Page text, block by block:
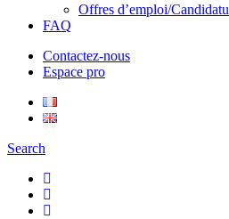
Offres d’emploi/
FAQ
Contactez-nous
Espace pro
Search